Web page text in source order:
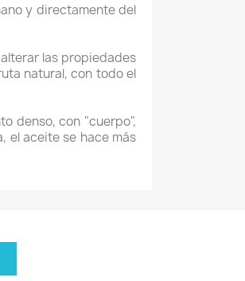
y directamente del
las propiedades
natural, con todo el
denso, con "cuerpo",
el aceite se hace más